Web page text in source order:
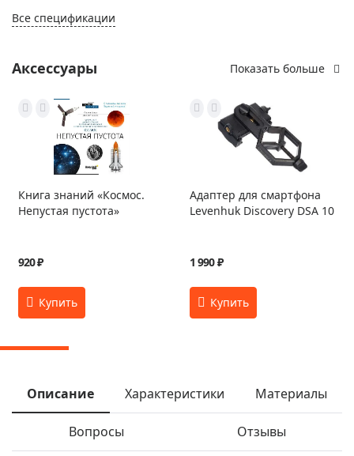
Все спецификации
Аксессуары Показать больше
Книга знаний «Космос.
Непустая пустота»
920 ₽
Адаптер для смартфона
Levenhuk Discovery DSA 10
1 990 ₽
Описание Характеристики Материалы
Вопросы Отзывы